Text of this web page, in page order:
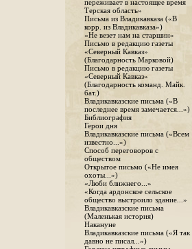
переживает в настоящее время
Терская область»
Письма из Владикавказа («В
корр. из Владикавказа»)
«Не везет нам на старшин»
Письмо в редакцию газеты
«Северный Кавказ»
(Благодарность Марковой)
Письмо в редакцию газеты
«Северный Кавказ»
(Благодарность команд. Майк.
бат.)
Владикавказские письма («В
последнее время замечается...»)
Библиография
Герои дня
Владикавказские письма («Всем
известно...»)
Способ переговоров с
обществом
Открытое письмо («Не имея
охоты...»)
«Люби ближнего...»
«Когда ардонское сельское
общество выстроило здание...»
Владикавказские письма
(Маленькая история)
Накануне
Владикавказские письма («Я так
давно не писал...»)